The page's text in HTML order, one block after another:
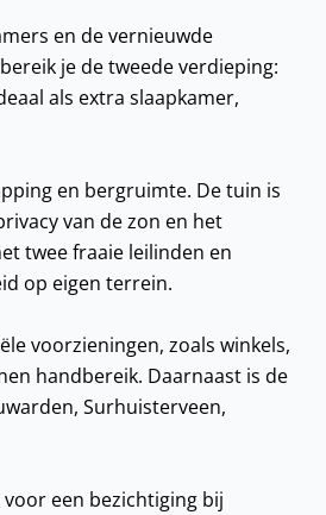
en de vernieuwde
je de tweede verdieping:
als extra slaapkamer,
en bergruimte. De tuin is
van de zon en het
twee fraaie leilinden en
op eigen terrein.
voorzieningen, zoals winkels,
handbereik. Daarnaast is de
Surhuisterveen,
een bezichtiging bij